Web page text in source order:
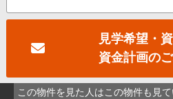
見学希望・
資金計画の
この物件を見た人はこの物件も見